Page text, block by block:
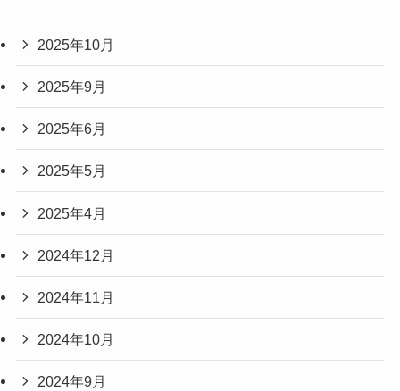
2025年10月
2025年9月
2025年6月
2025年5月
2025年4月
2024年12月
2024年11月
2024年10月
2024年9月